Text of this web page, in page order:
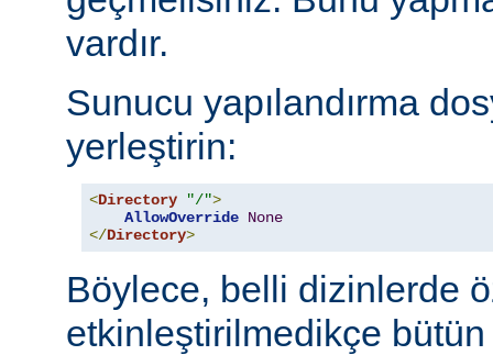
vardır.
Sunucu yapılandırma
yerleştirin:
<Directory "/">
AllowOverride None
</Directory>
Böylece, belli dizinlerde
etkinleştirilmedikçe